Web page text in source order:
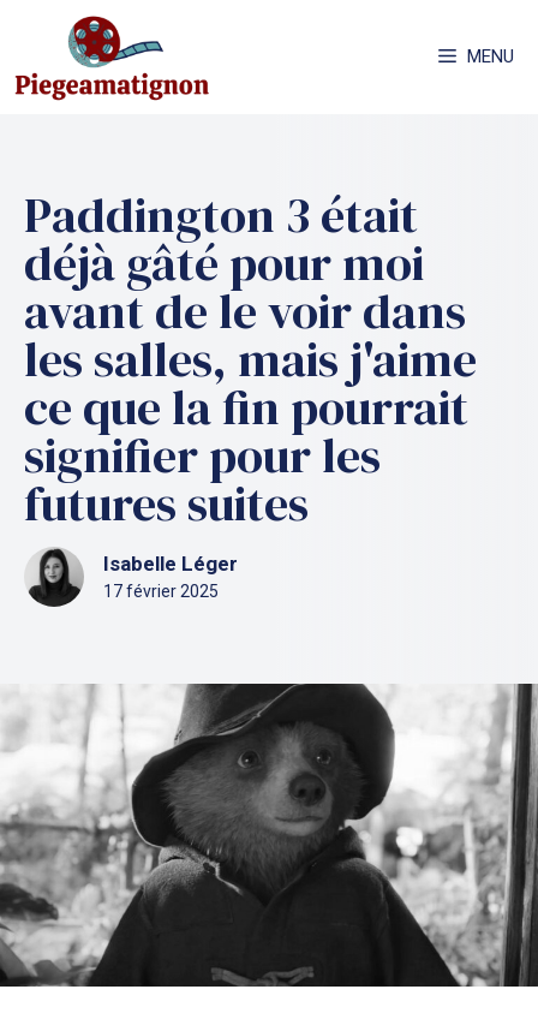
contenu
MENU
Paddington 3 était
déjà gâté pour moi
avant de le voir dans
les salles, mais j'aime
ce que la fin pourrait
signifier pour les
futures suites
Isabelle Léger
17 février 2025